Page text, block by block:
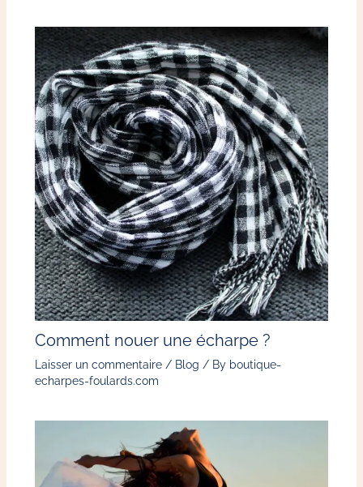
Comment nouer une écharpe ?
Laisser un commentaire / Blog / By boutique-
echarpes-foulards.com